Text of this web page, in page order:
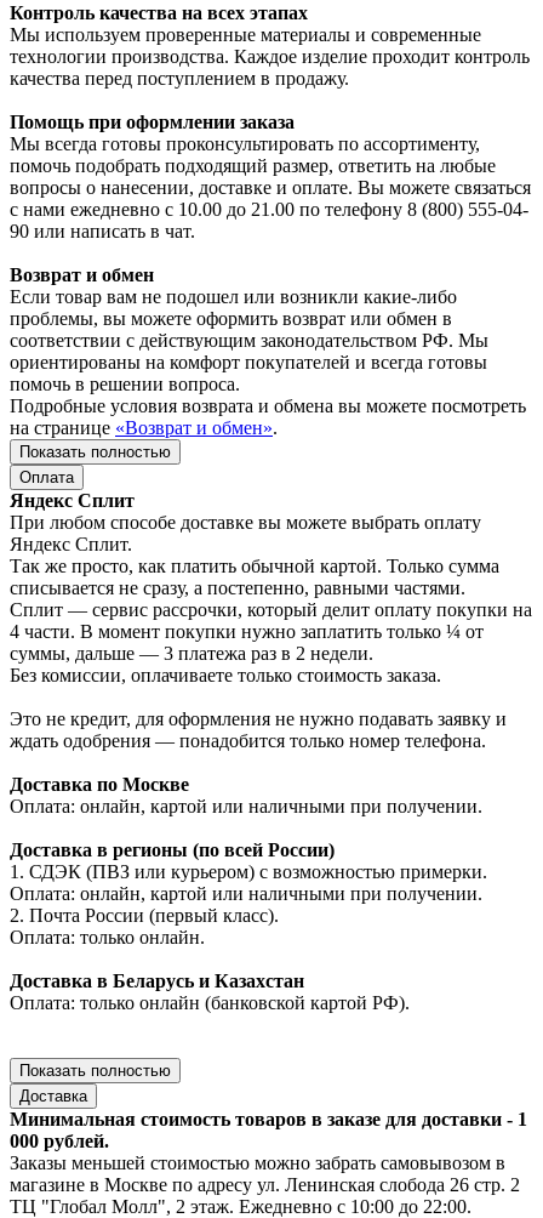
Контроль качества на всех этапах
Мы используем проверенные материалы и современные
технологии производства. Каждое изделие проходит контроль
качества перед поступлением в продажу.
Помощь при оформлении заказа
Мы всегда готовы проконсультировать по ассортименту,
помочь подобрать подходящий размер, ответить на любые
вопросы о нанесении, доставке и оплате. Вы можете связаться
с нами ежедневно с 10.00 до 21.00 по телефону 8 (800) 555-04-
90 или написать в чат.
Возврат и обмен
Если товар вам не подошел или возникли какие-либо
проблемы, вы можете оформить возврат или обмен в
соответствии с действующим законодательством РФ. Мы
ориентированы на комфорт покупателей и всегда готовы
помочь в решении вопроса.
Подробные условия возврата и обмена вы можете посмотреть
на странице «Возврат и обмен».
Показать полностью
Оплата
Яндекс Сплит
При любом способе доставке вы можете выбрать оплату
Яндекс Сплит.
Так же просто, как платить обычной картой. Только сумма
списывается не сразу, а постепенно, равными частями.
Сплит — сервис рассрочки, который делит оплату покупки на
4 части. В момент покупки нужно заплатить только ¼ от
суммы, дальше — 3 платежа раз в 2 недели.
Без комиссии, оплачиваете только стоимость заказа.
Это не кредит, для оформления не нужно подавать заявку и
ждать одобрения — понадобится только номер телефона.
Доставка по Москве
Оплата: онлайн, картой или наличными при получении.
Доставка в регионы (по всей России)
1. СДЭК (ПВЗ или курьером) с возможностью примерки.
Оплата: онлайн, картой или наличными при получении.
2. Почта России (первый класс).
Оплата: только онлайн.
Доставка в Беларусь и Казахстан
Оплата: только онлайн (банковской картой РФ).
Показать полностью
Доставка
Минимальная стоимость товаров в заказе для доставки - 1
000 рублей.
Заказы меньшей стоимостью можно забрать самовывозом в
магазине в Москве по адресу ул. Ленинская слобода 26 стр. 2
ТЦ "Глобал Молл", 2 этаж. Ежедневно с 10:00 до 22:00.